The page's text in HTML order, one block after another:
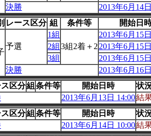
決勝
2013年6月14
レース区分 組 条件等
開始日
予選
1組
3組2着＋2
2013年6月15
2組
2013年6月15
3組
2013年6月15
決勝
2013年6月16
ス区分組 条件等 開始日時
状
2013年6月13日 14:00結
ス区分組 条件等 開始日時
状
2013年6月14日 10:00結